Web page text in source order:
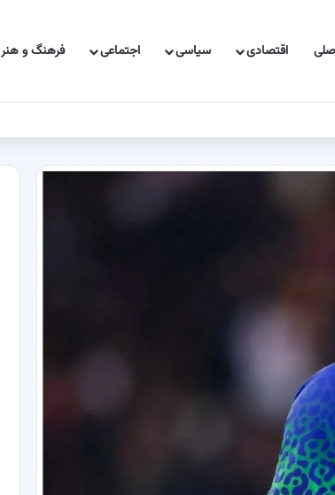
اقتصادی سیاسی اجتماعی فرهنگ و هنر